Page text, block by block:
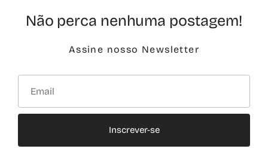
Não perca nenhuma postagem!
Assine nosso Newsletter
Inscrever-se